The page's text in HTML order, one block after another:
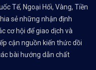
Tế, Ngoại Hối, Vàng, Tiền
sẻ những nhận định
cơ hội để giao dịch và
cận nguồn kiến thức dồi
bài hướng dẫn chất